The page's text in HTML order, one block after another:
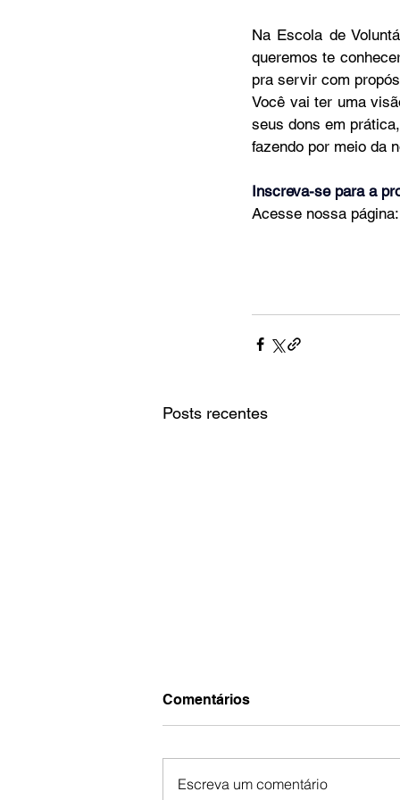
Na Escola de
queremos te
pra servir com
Você vai ter uma
seus dons em
fazendo por meio da
Inscreva-se para a
Acesse nossa
Posts recentes
Comentários
Escreva um comentário